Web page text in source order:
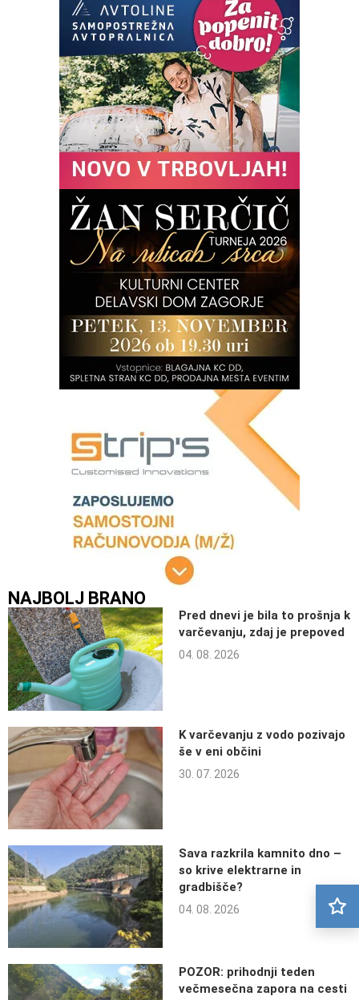
NAJBOLJ BRANO
Pred dnevi je bila to prošnja k
varčevanju, zdaj je prepoved
04. 08. 2026
K varčevanju z vodo pozivajo
še v eni občini
30. 07. 2026
Sava razkrila kamnito dno –
so krive elektrarne in
gradbišče?
04. 08. 2026
POZOR: prihodnji teden
večmesečna zapora na cesti